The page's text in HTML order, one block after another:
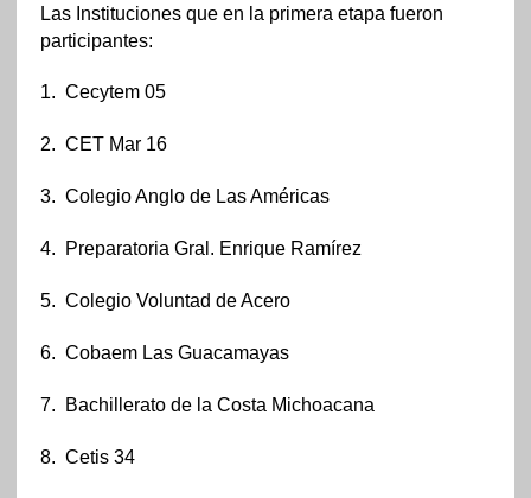
Las Instituciones que en la primera etapa fueron
participantes:
1. Cecytem 05
2. CET Mar 16
3. Colegio Anglo de Las Américas
4. Preparatoria Gral. Enrique Ramírez
5. Colegio Voluntad de Acero
6. Cobaem Las Guacamayas
7. Bachillerato de la Costa Michoacana
8. Cetis 34